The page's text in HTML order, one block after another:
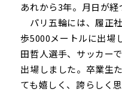
あれから3年。月日が経
パリ五輪には、履正
歩5000メートルに出場
田哲人選手、サッカー
出場しました。卒業生
ても嬉しく、誇らしく思